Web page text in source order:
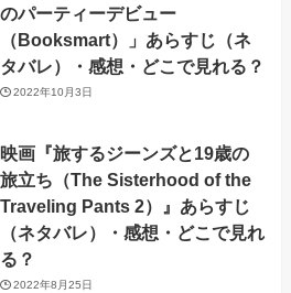
のパーティーデビュー
（Booksmart）」あらすじ（ネ
タバレ）・感想・どこで見れる？
2022年10月3日
映画『旅するジーンズと19歳の
旅立ち（The Sisterhood of the
Traveling Pants 2）』あらすじ
（ネタバレ）・感想・どこで見れ
る？
2022年8月25日